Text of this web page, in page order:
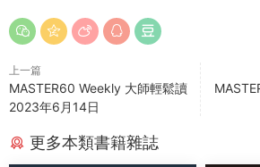
上一篇
MASTER60 Weekly 大師輕鬆讀
2023年6月14日
更多本類書籍雜誌